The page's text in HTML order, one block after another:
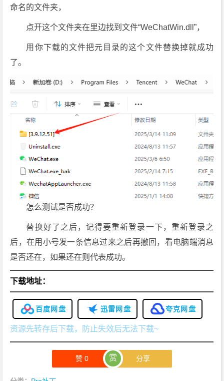
命名的文件夹，
点开这个文件夹在里边找到文件“WeChatWin.dll”，
用你下载的文件把元目录的这个文件替换掉就成功
了。
怎么测试是否成功？
替换好了之后，记得要重新登录一下，重新登录之
后，在用小号发一条信息过来之后再撤回，看电脑端消息
是否还在，如果还在则代表成功。
下载地址：
百度网盘 迅雷网盘 夸克网盘
资源先转存后下载，防止失效后无法下载~
赞0 赏 分享